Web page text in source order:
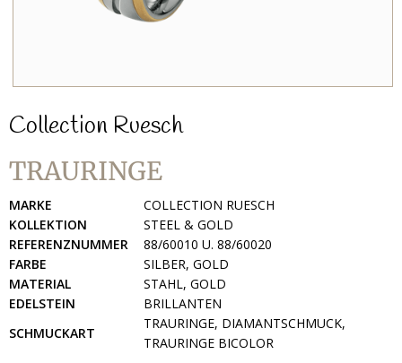
Collection Ruesch
TRAURINGE
MARKE
COLLECTION RUESCH
KOLLEKTION
STEEL & GOLD
REFERENZNUMMER
88/60010 U. 88/60020
FARBE
SILBER, GOLD
MATERIAL
STAHL, GOLD
EDELSTEIN
BRILLANTEN
SCHMUCKART
TRAURINGE, DIAMANTSCHMUCK,
TRAURINGE BICOLOR